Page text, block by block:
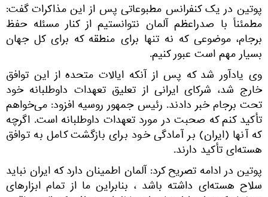
پوتین در یک کنفرانس مطبوعاتی پس از این مذاکرات گفت:
مطمئناً با صدراعظم آلمان نتوانستیم از کنار مسئله حفظ
برجام، موضوعی که نه تنها برای منطقه که برای کل جهان
بسیار مهم است عبور کنیم.
وی یادآور شد که پس از آنکه ایالات متحده از این توافق
خارج شد، شرکای ایرانی از تعلیق تعهدات داوطلبانه خود
تحت برجام خبر دادند. رئیس جمهور روسیه افزود: می‌خواهم
تأکید کنم که صحبت در مورد تعهدات داوطلبانه است. اگرچه
که آنها (ایران) بر آمادگی خود برای بازگشت کامل به توافق
هسته‌ای تأکید دارند.
پوتین در ادامه تصریح کرد: آلمان اطمینان دارد که ایران نباید
سلاح هسته‌ای داشته باشد ، بنابراین ما از تمام ابزارهای